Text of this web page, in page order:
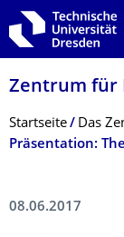
Zur
Zur Suche springen
Zum Inhalt springen
Zentrum für
Breadcrumb-
Startseite Das
08.06.2017